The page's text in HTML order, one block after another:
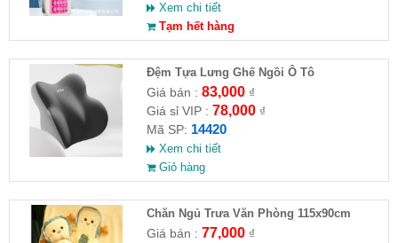
Xem chi tiết
Tạm hết hàng
Đệm Tựa Lưng Ghế Ngồi Ô Tô
Giá bán : 83,000₫
Giá sỉ VIP : 78,000₫
Mã SP: 14420
Xem chi tiết
Giỏ hàng
Chăn Ngủ Trưa Văn Phòng 115x90cm
Giá bán : 77,000₫